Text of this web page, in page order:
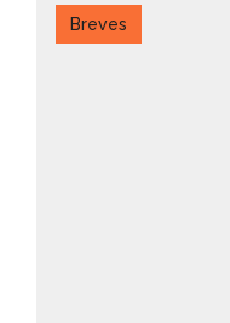
Breves